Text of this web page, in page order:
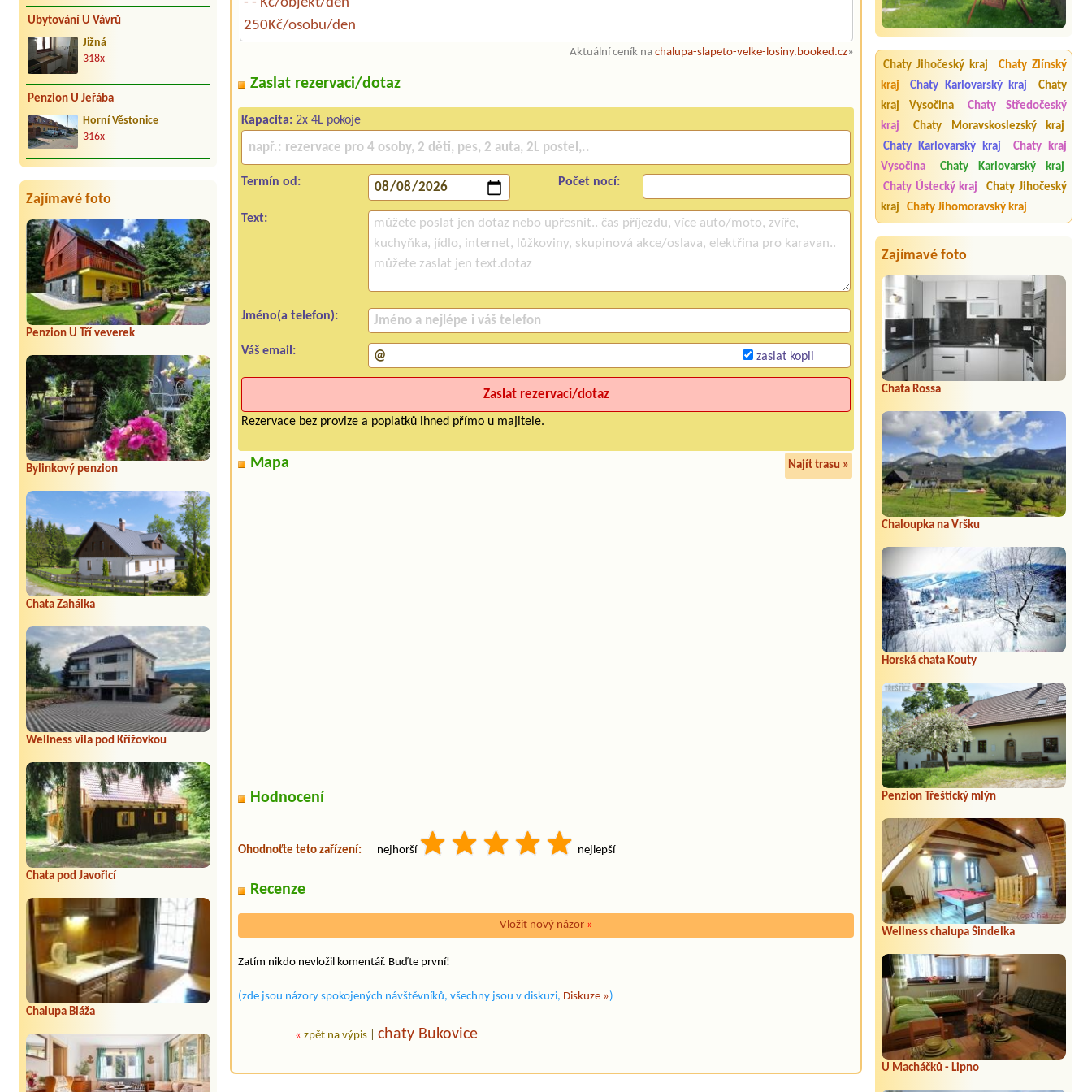
Ubytování U Vávrů
Jižná
318x
Penzion U Jeřába
Horní Věstonice
316x
Zajímavé foto
Penzion U Tří veverek
Bylinkový penzion
Chata Zahálka
Wellness vila pod Křížovkou
Chata pod Javořicí
Chalupa Bláža
Chaty Jihočeský kraj
Chaty Zlínský
kraj
Chaty Karlovarský kraj
Chaty
kraj Vysočina
Chaty Středočeský
kraj
Chaty Moravskoslezský kraj
Chaty Karlovarský kraj
Chaty kraj
Vysočina
Chaty Karlovarský kraj
Chaty Ústecký kraj
Chaty Jihočeský
kraj
Chaty Jihomoravský kraj
Zajímavé foto
Chata Rossa
Chaloupka na Vršku
Horská chata Kouty
Penzion Třeštický mlýn
Wellness chalupa Šindelka
U Macháčků - Lipno
250Kč/osobu/den
Aktuální ceník na chalupa-slapeto-velke-losiny.booked.cz»
Zaslat rezervaci/dotaz
Kapacita: 2x 4L pokoje
Termín od: Počet nocí:
Text:
Jméno(a telefon):
Váš email: zaslat kopii
Rezervace bez provize a poplatků ihned přímo u majitele.
Mapa Najít trasu »
Hodnocení
Ohodnoťte teto zařízení: nejhorší nejlepší
Recenze
Vložit nový názor »
Zatím nikdo nevložil komentář. Buďte první!
(zde jsou názory spokojených návštěvníků, všechny jsou v diskuzi, Diskuze »)
«zpět na výpis |chaty Bukovice